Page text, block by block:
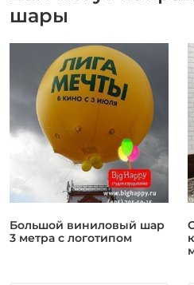
шары
Большой виниловый шар
3 метра с логотипом